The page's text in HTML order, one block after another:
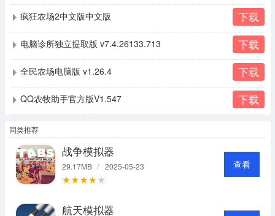
疯狂农场2中文版中文版 下载
电脑诊所独立提取版 v7.4.26133.713 下载
全民农场电脑版 v1.26.4 下载
QQ农牧助手官方版V1.547 下载
同类推荐
战争模拟器
29.17MB / 2025-05-23 查看
航天模拟器